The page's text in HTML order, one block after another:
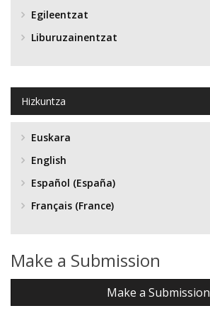
Egileentzat
Liburuzainentzat
Hizkuntza
Euskara
English
Español (España)
Français (France)
Make a Submission
Make a Submission